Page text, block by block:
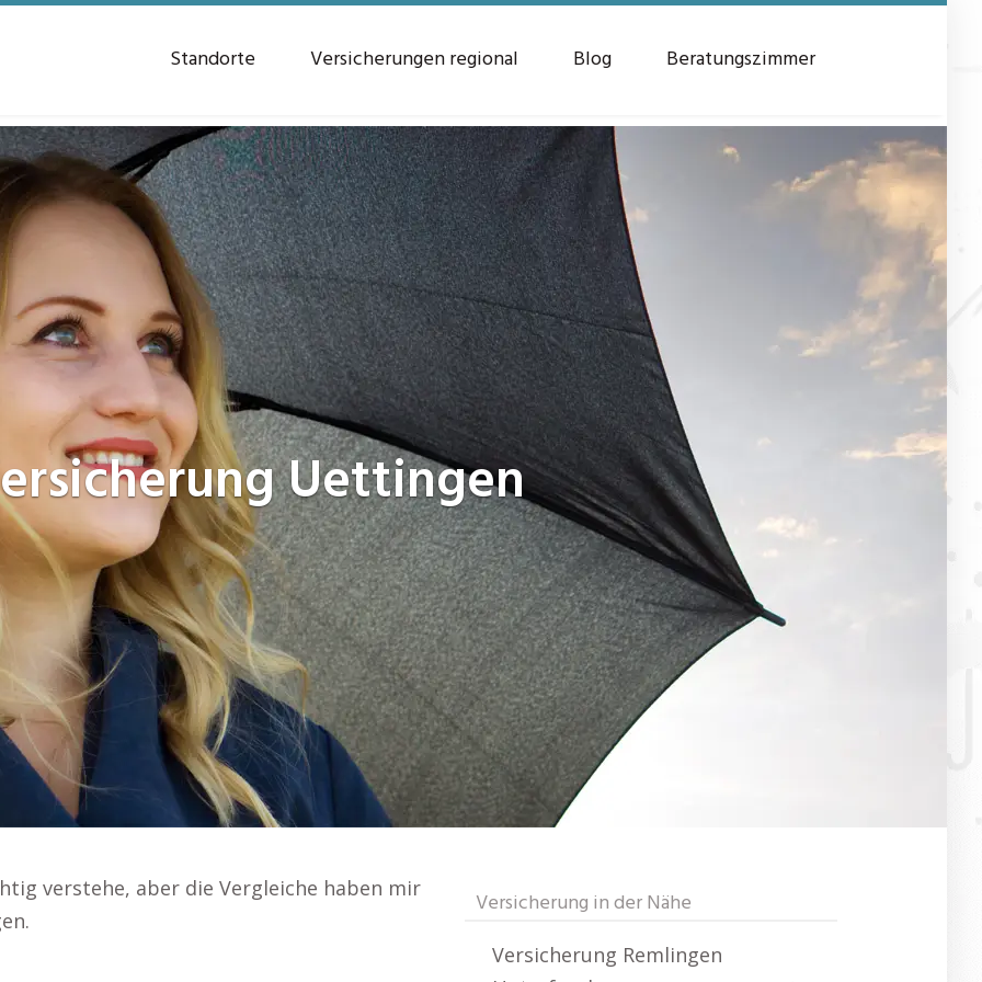
Standorte Versicherungen regional Blog Beratungszimmer
Uettingen
verstehe, aber die Vergleiche haben mir
Versicherung in der Nähe
Versicherung Remlingen